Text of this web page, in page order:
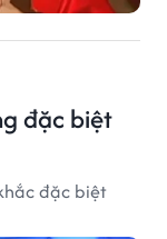
đặc biệt
đặc biệt